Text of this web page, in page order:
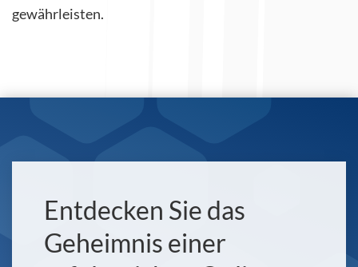
gewährleisten.
Entdecken Sie das
Geheimnis einer